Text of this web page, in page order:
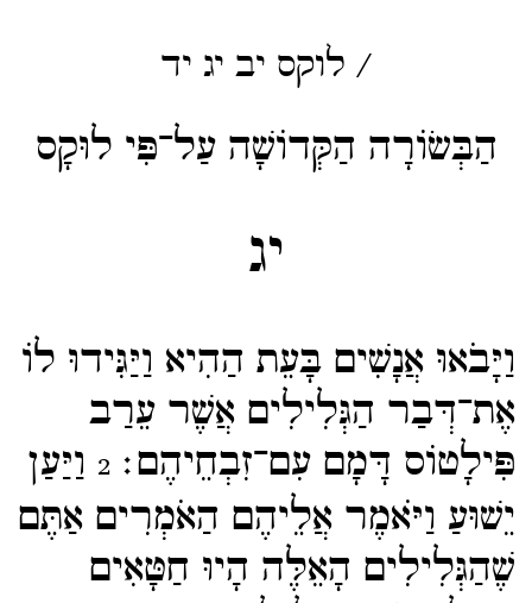
/ לוקס יב יג יד
הַבְּשׂוֹרָה הַקְּדוֹשָׁה עַל־פִּי לוּקָס
יג
וַיָּבֹאוּ אֲנָשִׁים בָּעֵת הַהִיא וַיַּגִּידוּ לוֹ
אֶת־​דְּבַר הַגְּלִילִים אֲשֶׁר עֵרַב
פִּילָטוֹס דָּמָם עִם־​זִבְחֵיהֶם׃2 וַיַּעַן
יֵשׁוּעַ וַיֹּאמֶר אֲלֵיהֶם הַאֹמְרִים אַתֶּם
שֶׁהַגְּלִילִים הָאֵלֶּה הָיוּ חַטָּאִים